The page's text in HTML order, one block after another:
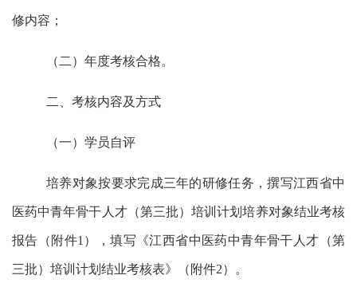
修内容；
（二）年度考核合格。
二、考核内容及方式
（一）学员自评
培养对象按要求完成三年的研修任务，撰写江西省中
医药中青年骨干人才（第三批）培训计划培养对象结业考核
报告（附件1 ），填写《江西省中医药中青年骨干人才（第
三批）培训计划结业考核表》（附件2）。